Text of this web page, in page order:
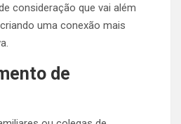
consideração que vai além
uma conexão mais
de